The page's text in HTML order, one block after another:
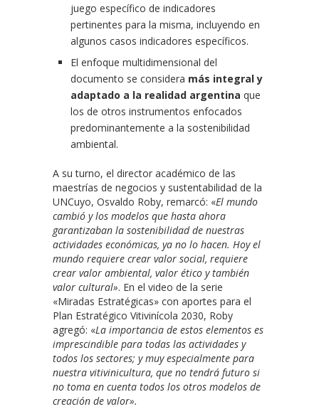
juego específico de indicadores
pertinentes para la misma, incluyendo en
algunos casos indicadores específicos.
El enfoque multidimensional del
documento se considera más integral y
adaptado a la realidad argentina que
los de otros instrumentos enfocados
predominantemente a la sostenibilidad
ambiental.
A su turno, el director académico de las
maestrías de negocios y sustentabilidad de la
UNCuyo, Osvaldo Roby, remarcó: «El mundo
cambió y los modelos que hasta ahora
garantizaban la sostenibilidad de nuestras
actividades económicas, ya no lo hacen. Hoy el
mundo requiere crear valor social, requiere
crear valor ambiental, valor ético y también
valor cultural». En el video de la serie
«Miradas Estratégicas» con aportes para el
Plan Estratégico Vitivinícola 2030, Roby
agregó: «La importancia de estos elementos es
imprescindible para todas las actividades y
todos los sectores; y muy especialmente para
nuestra vitivinicultura, que no tendrá futuro si
no toma en cuenta todos los otros modelos de
creación de valor».